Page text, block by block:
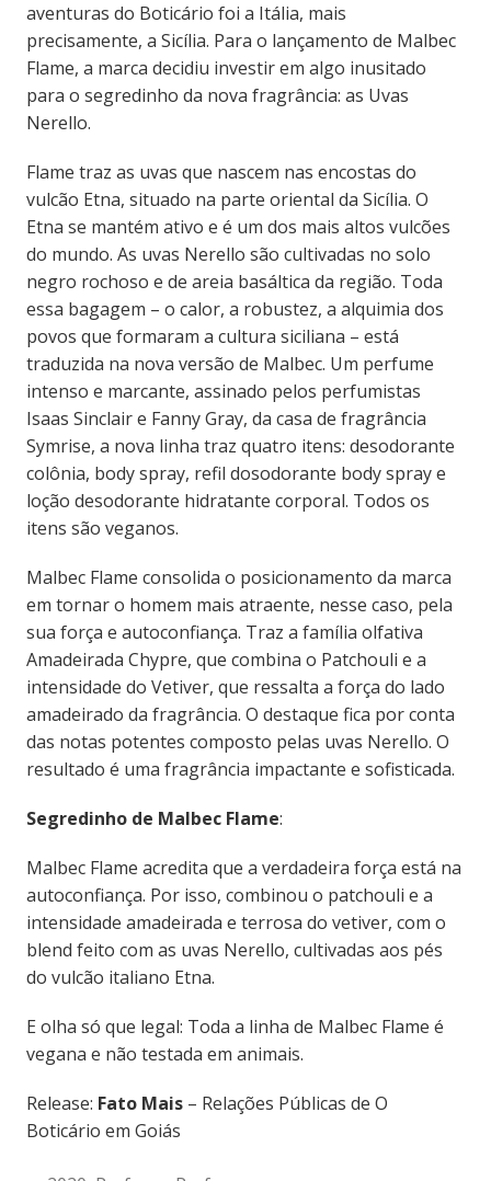
aventuras do Boticário foi a Itália, mais
precisamente, a Sicília. Para o lançamento de Malbec
Flame, a marca decidiu investir em algo inusitado
para o segredinho da nova fragrância: as Uvas
Nerello.
Flame traz as uvas que nascem nas encostas do
vulcão Etna, situado na parte oriental da Sicília. O
Etna se mantém ativo e é um dos mais altos vulcões
do mundo. As uvas Nerello são cultivadas no solo
negro rochoso e de areia basáltica da região. Toda
essa bagagem – o calor, a robustez, a alquimia dos
povos que formaram a cultura siciliana – está
traduzida na nova versão de Malbec. Um perfume
intenso e marcante, assinado pelos perfumistas
Isaas Sinclair e Fanny Gray, da casa de fragrância
Symrise, a nova linha traz quatro itens: desodorante
colônia, body spray, refil dosodorante body spray e
loção desodorante hidratante corporal. Todos os
itens são veganos.
Malbec Flame consolida o posicionamento da marca
em tornar o homem mais atraente, nesse caso, pela
sua força e autoconfiança. Traz a família olfativa
Amadeirada Chypre, que combina o Patchouli e a
intensidade do Vetiver, que ressalta a força do lado
amadeirado da fragrância. O destaque fica por conta
das notas potentes composto pelas uvas Nerello. O
resultado é uma fragrância impactante e sofisticada.
Segredinho de Malbec Flame:
Malbec Flame acredita que a verdadeira força está na
autoconfiança. Por isso, combinou o patchouli e a
intensidade amadeirada e terrosa do vetiver, com o
blend feito com as uvas Nerello, cultivadas aos pés
do vulcão italiano Etna.
E olha só que legal: Toda a linha de Malbec Flame é
vegana e não testada em animais.
Release: Fato Mais– Relações Públicas de O
Boticário em Goiás